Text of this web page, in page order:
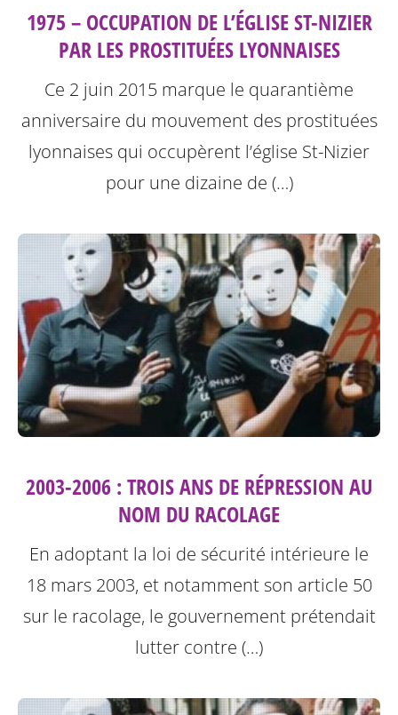
1975 – OCCUPATION DE L’ÉGLISE ST-NIZIER
PAR LES PROSTITUÉES LYONNAISES
Ce 2 juin 2015 marque le quarantième
anniversaire du mouvement des prostituées
lyonnaises qui occupèrent l’église St-Nizier
pour une dizaine de (…)
2003-2006 : TROIS ANS DE RÉPRESSION AU
NOM DU RACOLAGE
En adoptant la loi de sécurité intérieure le
18 mars 2003, et notamment son article 50
sur le racolage, le gouvernement prétendait
lutter contre (…)